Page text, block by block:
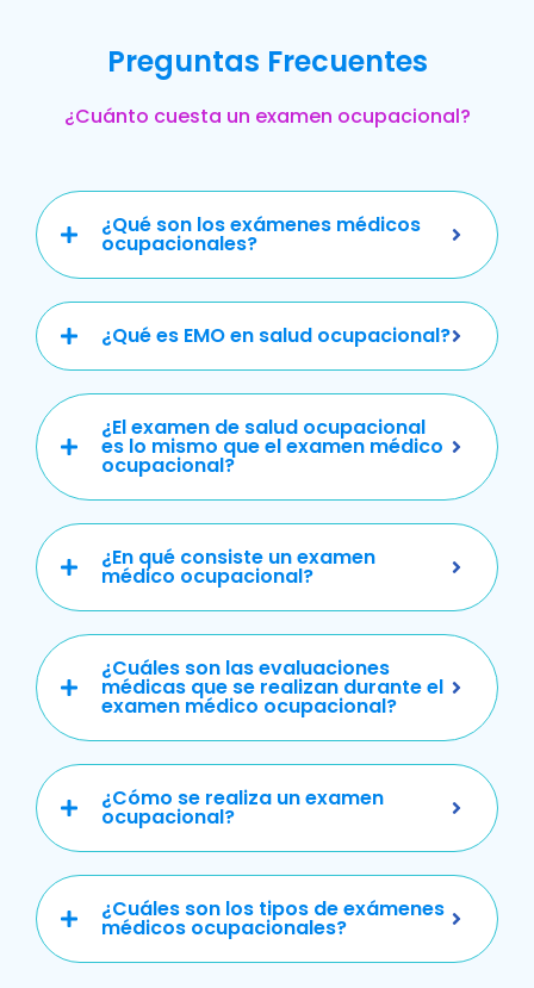
Preguntas Frecuentes
¿Cuánto cuesta un examen ocupacional?
¿Qué son los exámenes médicos
ocupacionales?
¿Qué es EMO en salud ocupacional?
¿El examen de salud ocupacional
es lo mismo que el examen médico
ocupacional?
¿En qué consiste un examen
médico ocupacional?
¿Cuáles son las evaluaciones
médicas que se realizan durante el
examen médico ocupacional?
¿Cómo se realiza un examen
ocupacional?
¿Cuáles son los tipos de exámenes
médicos ocupacionales?